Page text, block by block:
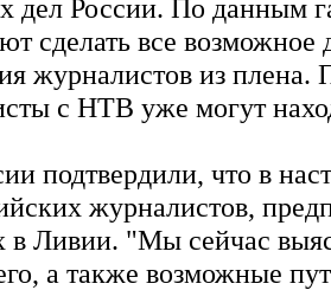
дел России. По данным
сделать все возможное
журналистов из плена.
с НТВ уже могут
подтвердили, что в
журналистов,
в Ливии. "Мы сейчас
а также возможные